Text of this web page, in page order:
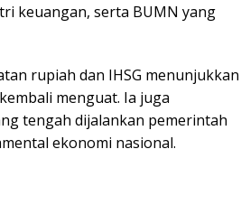
keuangan, serta BUMN yang
rupiah dan IHSG menunjukkan
menguat. Ia juga
tengah dijalankan pemerintah
ekonomi nasional.